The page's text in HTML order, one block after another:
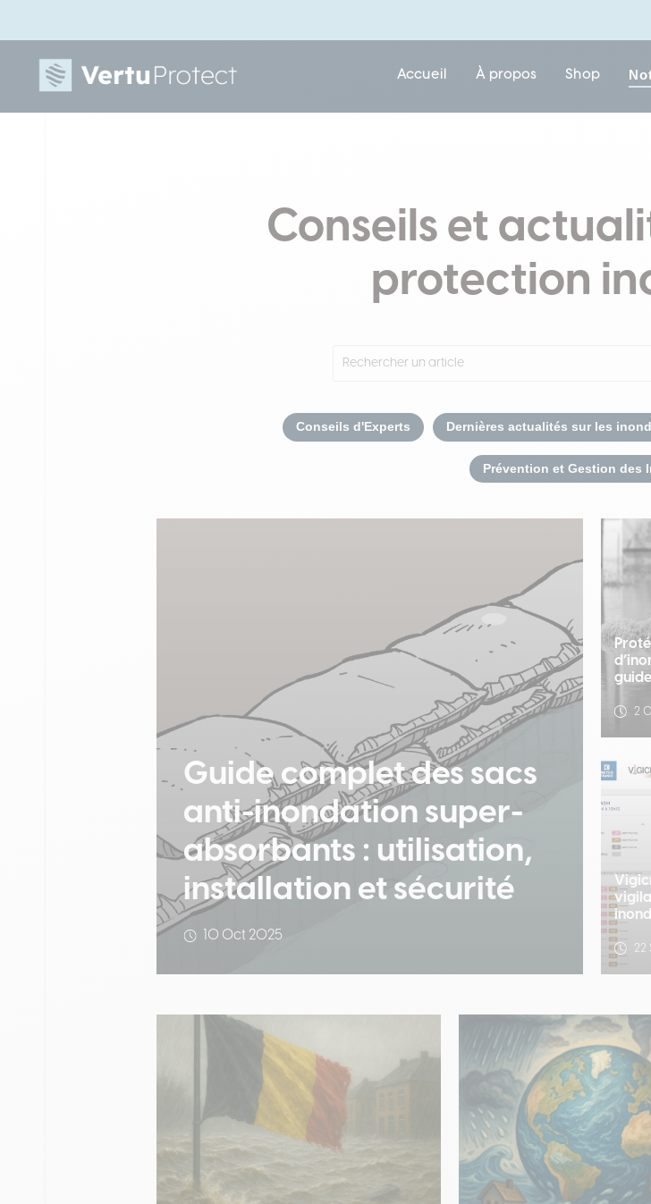
Accueil À propos Shop
Conseils et
protection
Conseils d'Experts Dernières actualités sur les
Prévention et Gestion des
Guide complet des sacs
anti-inondation super-
absorbants : utilisation,
installation et sécurité
10 Oct 2025
2
22